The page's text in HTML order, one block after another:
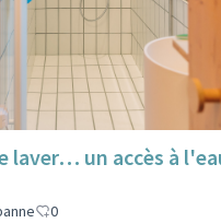
laver… un accès à
0